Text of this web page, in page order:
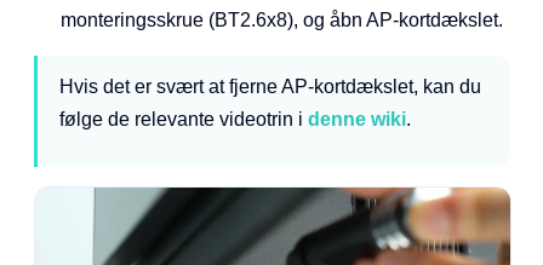
monteringsskrue (BT2.6x8), og åbn AP-kortdækslet.
Hvis det er svært at fjerne AP-kortdækslet, kan du
følge de relevante videotrin i denne wiki.